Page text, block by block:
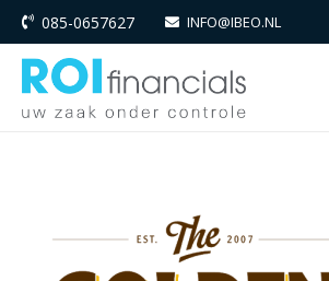
085-0657627 INFO@IBEO.NL